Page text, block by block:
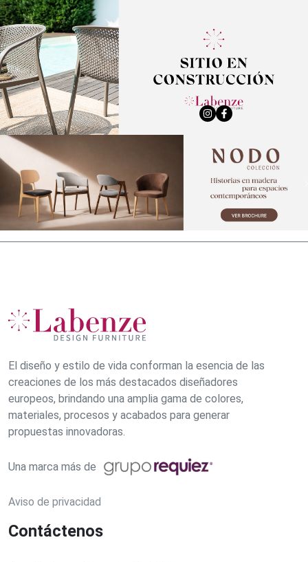
El diseño y estilo de vida conforman la esencia de las
creaciones de los más destacados diseñadores
europeos, brindando una amplia gama de colores,
materiales, procesos y acabados para generar
propuestas innovadoras.
Una marca más de
Aviso de privacidad
Contáctenos